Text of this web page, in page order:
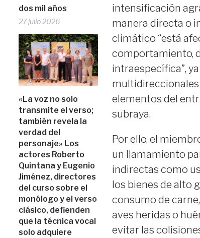
dos mil años
27 julio 2026
«La voz no solo
transmite el verso;
también revela la
verdad del
personaje» Los
actores Roberto
Quintana y Eugenio
Jiménez, directores
del curso sobre el
monólogo y el verso
clásico, defienden
que la técnica vocal
solo adquiere
intensificación
manera directa o
climático “está
comportamiento,
intraespecífica”,
multidireccionales
elementos del
subraya.
Por ello, el
un llamamiento
indirectas como
los bienes de alto
consumo de
aves heridas o
evitar las